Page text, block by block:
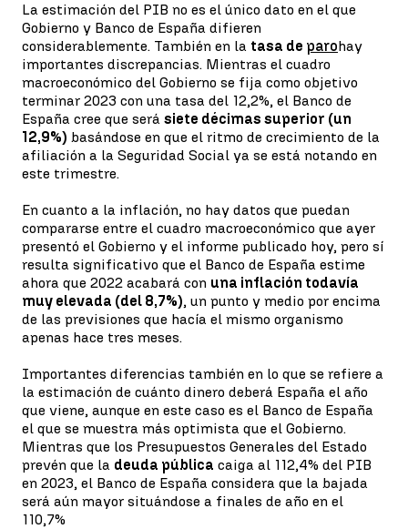
La estimación del PIB no es el único dato en el que
Gobierno y Banco de España difieren
considerablemente. También en la tasa de parohay
importantes discrepancias. Mientras el cuadro
macroeconómico del Gobierno se fija como objetivo
terminar 2023 con una tasa del 12,2%, el Banco de
España cree que será siete décimas superior (un
12,9%) basándose en que el ritmo de crecimiento de la
afiliación a la Seguridad Social ya se está notando en
este trimestre.
En cuanto a la inflación, no hay datos que puedan
compararse entre el cuadro macroeconómico que ayer
presentó el Gobierno y el informe publicado hoy, pero sí
resulta significativo que el Banco de España estime
ahora que 2022 acabará con una inflación todavía
muy elevada (del 8,7%), un punto y medio por encima
de las previsiones que hacía el mismo organismo
apenas hace tres meses.
Importantes diferencias también en lo que se refiere a
la estimación de cuánto dinero deberá España el año
que viene, aunque en este caso es el Banco de España
el que se muestra más optimista que el Gobierno.
Mientras que los Presupuestos Generales del Estado
prevén que la deuda pública caiga al 112,4% del PIB
en 2023, el Banco de España considera que la bajada
será aún mayor situándose a finales de año en el
110,7%